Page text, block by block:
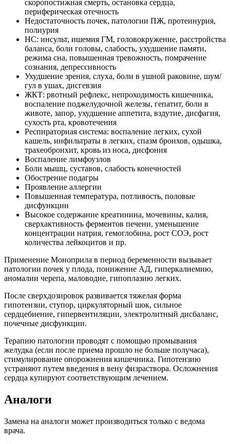
скоропостижная смерть, остановка сердца,
периферическая отечность
Недостаточность почек, патологии ПЖ, протеинурия,
полиурия
НС: инсульт, ишемия ГМ, головокружение, расстройства
баланса, боли головы, слабость, ухудшение памяти,
режима сна, повышенная тревожность, помрачение
сознания, депрессивность
Ухудшение зрения, слуха, боли в ушной раковине, шум/
гул в ушах, дисгевзия
ЖКТ: рвотный рефлекс, непроходимость кишечника,
воспаление поджелудочной железы, гепатит, боли в
животе, запор, ухудшение аппетита, вздутие, дисфагия,
сухость рта, кровотечения
Респираторная система: воспаление легких, сухой
кашель, инфильтраты в легких, спазм бронхов, одышка,
трахеобронхит, кровь из носа, дисфония
Воспаление лимфоузлов
Боли мышц, суставов, слабость конечностей
Обострение подагры
Проявление аллергии
Повышенная температура, потливость, половые
дисфункции
Высокое содержание креатинина, мочевины, калия,
сверхактивность ферментов печени, уменьшение
концентрации натрия, гемоглобина, рост СОЭ, рост
количества лейкоцитов и пр.
Применение Моноприла в период беременности вызывает
патологии почек у плода, понижение АД, гиперкалиемию,
аномалии черепа, маловодие, гипоплазию легких.
После сверхдозировок развивается тяжелая форма
гипотензии, ступор, циркуляторный шок, сильное
сердцебиение, гипервентиляции, электролитный дисбаланс,
почечные дисфункции.
Терапию патологии проводят с помощью промывания
желудка (если после приема прошло не больше получаса),
стимулирование опорожнения кишечника. Гипотензию
устраняют путем введения в вену физраствора. Осложнения
сердца купируют соответствующим лечением.
Аналоги
Замена на аналоги может производиться только с ведома
врача.